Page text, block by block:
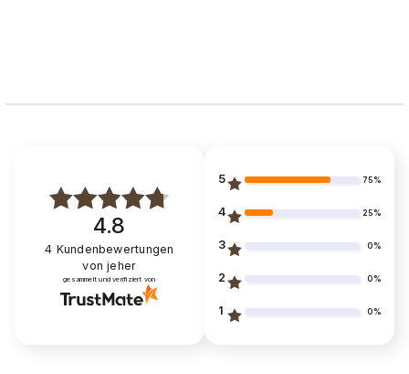
4.8
4 Kundenbewertungen
von jeher
gesammelt und verifiziert von
5 75%
4 25%
3 0%
2 0%
1 0%